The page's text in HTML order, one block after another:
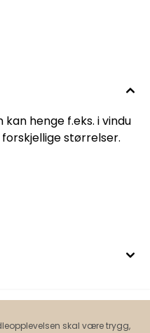
henge f.eks. i vindu
forskjellige størrelser.
skal være trygg,